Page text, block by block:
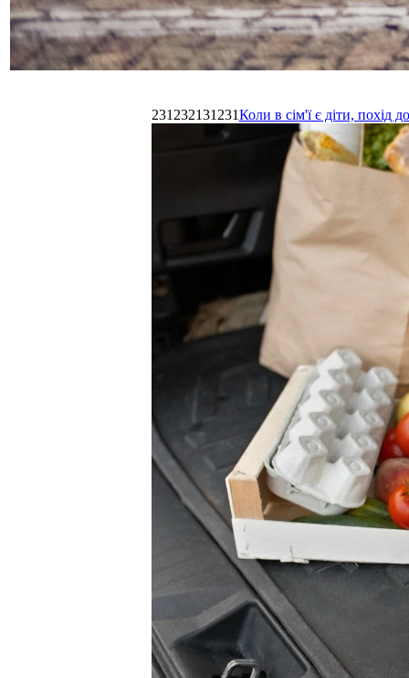
231232131231Коли в сім'ї є діти,